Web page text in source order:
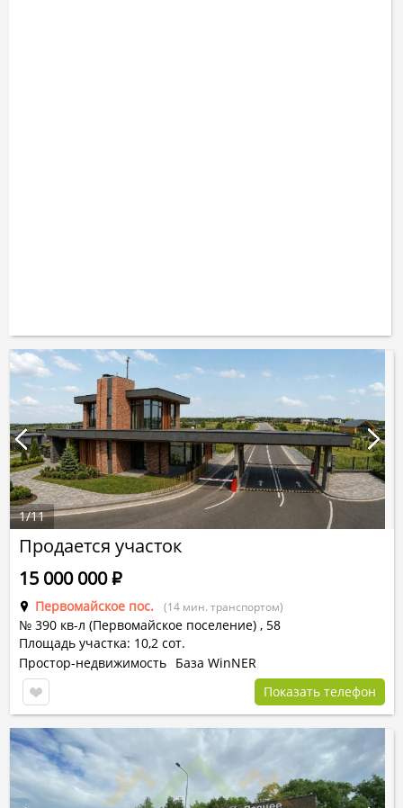
Продается участок
Первомайское пос. (14 мин. транспортом)
№ 390 кв-л (Первомайское поселение) , 58
Площадь участка: 10,2 сот.
15 000 000Р
Простор-недвижимость База WinNER
Показать телефон
1/11